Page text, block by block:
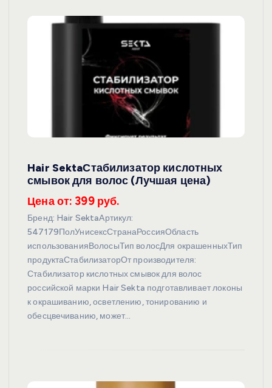
Hair SektaСтабилизатор кислотных
смывок для волос (Лучшая цена)
Цена от: 399 руб.
Бренд: Hair SektaАртикул:
547179ПолУнисексСтранаРоссияОбласть
использованияВолосыТип волосДля окрашенныхТип
продуктаСтабилизаторОт производителя:
Стабилизатор кислотных смывок для волос
российской марки Hair Sekta подготавливает локоны
к окрашиванию, осветлению, тонированию и
обесцвечиванию, может…